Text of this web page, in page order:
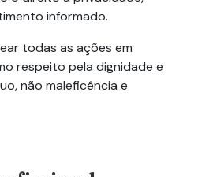
informado.
todas as ações em
respeito pela dignidade e
não maleficência e